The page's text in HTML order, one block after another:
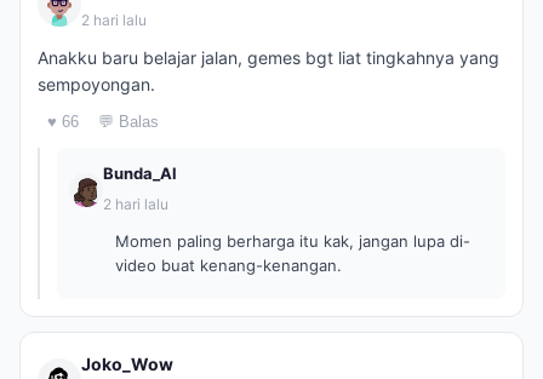
2 hari lalu
Anakku baru belajar jalan, gemes bgt liat tingkahnya yang
sempoyongan.
♥ 66 💬 Balas
Bunda_Al
2 hari lalu
Momen paling berharga itu kak, jangan lupa di-
video buat kenang-kenangan.
Joko_Wow